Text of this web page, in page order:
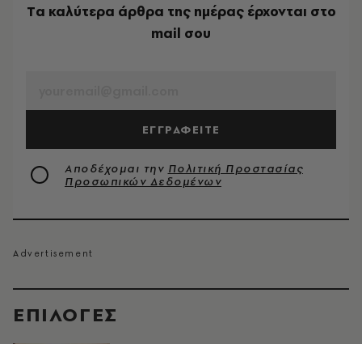
EΠΙΛΟΓΈΣ
Tα καλύτερα άρθρα της ημέρας έρχονται στο
mail σου
ΕΓΓΡΑΦΕΙΤΕ
Αποδέχομαι την Πολιτική Προστασίας
Προσωπικών Δεδομένων